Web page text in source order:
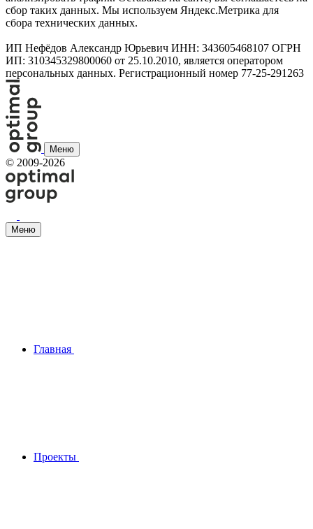
сбор таких данных. Мы используем Яндекс.Метрика для
сбора технических данных.
ИП Нефёдов Александр Юрьевич ИНН: 343605468107 ОГРН
ИП: 310345329800060 от 25.10.2010, является оператором
персональных данных. Регистрационный номер 77-25-291263
Меню
© 2009-2026
Меню
Главная
Проекты